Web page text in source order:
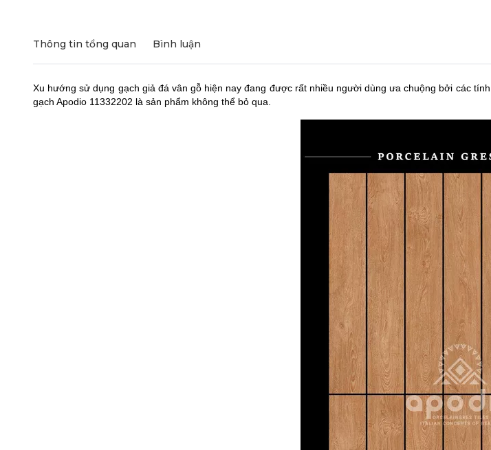
Thông tin tổng quan Bình luận
Xu hướng sử dụng gạch giả đá vân gỗ hiện nay đang được rất nhiều người dùng ưa chuộng bởi các
gạch Apodio 11332202 là sản phẩm không thể bỏ qua.